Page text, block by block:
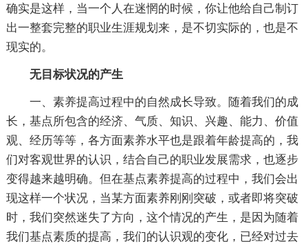
确实是这样，当一个人在迷惘的时候，你让他给自己制订
出一整套完整的职业生涯规划来，是不切实际的，也是不
现实的。
无目标状况的产生
一、素养提高过程中的自然成长导致。随着我们的成
长，基点所包含的经济、气质、知识、兴趣、能力、价值
观、经历等等，各方面素养水平也是跟着年龄提高的，我
们对客观世界的认识，结合自己的职业发展需求，也逐步
变得越来越明确。但在基点素养提高的过程中，我们会出
现这样一个状况，当某方面素养刚刚突破，或者即将突破
时，我们突然迷失了方向，这个情况的产生，是因为随着
我们基点素质的提高，我们的认识观的变化，已经对过去